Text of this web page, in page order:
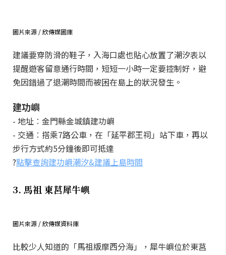
圖片來源 / 欣傳媒圖庫
建議要穿防滑的鞋子，入海口處也貼心放置了潮汐表以
提醒遊客留意通行時間，短短一小時一定要控制好，避
免因錯過了退潮時間而被困在島上的狀況發生。
建功嶼
- 地址︰金門縣金城鎮建功嶼
- 交通︰搭乘7路公車，在「延平郡王祠」站下車，再以
步行方式約5分鐘後即可抵達
?點擊查詢建功嶼潮汐&建議上島時間
3. 馬祖 東莒犀牛嶼
圖片來源 / 欣傳媒資料庫
比較少人知道的「馬祖版摩西分海」，犀牛嶼位於東莒